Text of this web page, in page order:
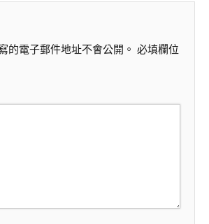
的電子郵件地址不會公開。 必填欄位